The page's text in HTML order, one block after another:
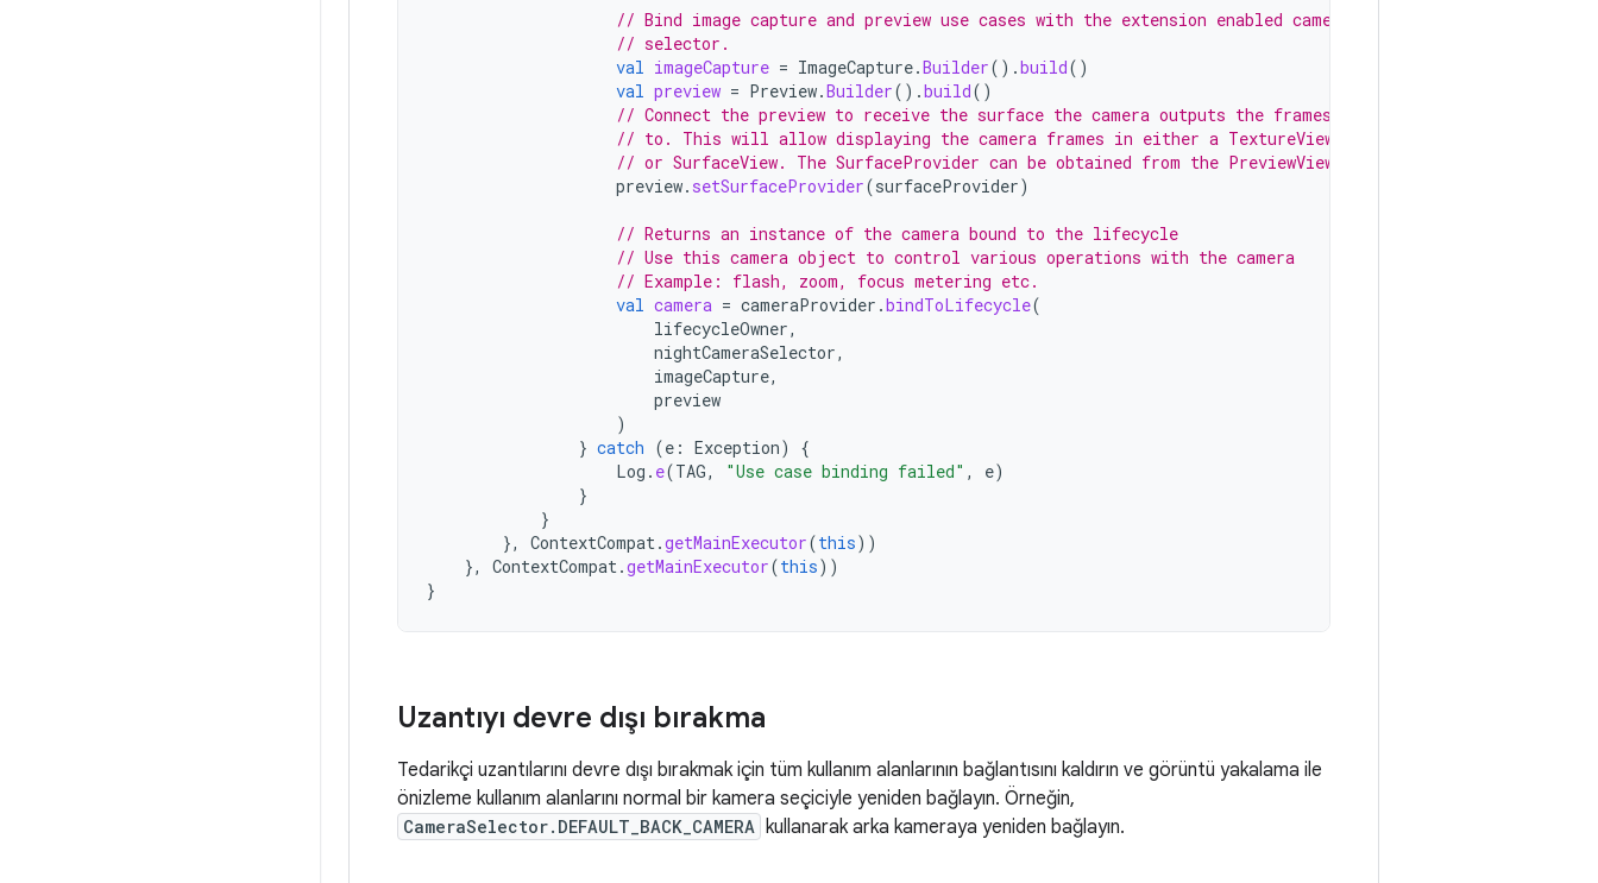
// Bind image capture and preview use cases with the extension enabled camera
// selector.
val imageCapture = ImageCapture.Builder().build()
val preview = Preview.Builder().build()
// Connect the preview to receive the surface the camera outputs the frames
// to. This will allow displaying the camera frames in either a TextureView
// or SurfaceView. The SurfaceProvider can be obtained from the PreviewView.
preview. setSurfaceProvider(surfaceProvider)
// Returns an instance of the camera bound to the lifecycle
// Use this camera object to control various operations with the camera
// Example: flash, zoom, focus metering etc.
val camera = cameraProvider .bindToLifecycle(
lifecycleOwner,
nightCameraSelector,
imageCapture,
preview
)
} catch (e : Exception)
{
Log . e(TAG, "Use case binding failed" , e)
}
}
},
ContextCompat.getMainExecutor(this))
},
ContextCompat.getMainExecutor(this))
}
Uzantıyı devre dışı bırakma
Tedarikçi uzantılarını devre dışı bırakmak için tüm kullanım alanlarının bağlantısını kaldırın ve görüntü yakalama ile
önizleme kullanım alanlarını normal bir kamera seçiciyle yeniden bağlayın. Örneğin,
CameraSelector.DEFAULT_BACK_CAMERA kullanarak arka kameraya yeniden bağlayın.